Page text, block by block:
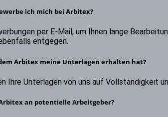
ich mich bei Arbitex?
per E-Mail, um Ihnen lange
entgegen.
Arbitex meine Unterlagen erhalten hat?
Ihre Unterlagen von uns auf Vollständigkeit
an potentielle Arbeitgeber?